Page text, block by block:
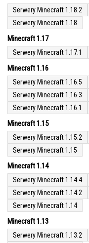
Serwery Minecraft 1.18.2
Serwery Minecraft 1.18
Minecraft 1.17
Serwery Minecraft 1.17.1
Minecraft 1.16
Serwery Minecraft 1.16.5
Serwery Minecraft 1.16.3
Serwery Minecraft 1.16.1
Minecraft 1.15
Serwery Minecraft 1.15.2
Serwery Minecraft 1.15
Minecraft 1.14
Serwery Minecraft 1.14.4
Serwery Minecraft 1.14.2
Serwery Minecraft 1.14
Minecraft 1.13
Serwery Minecraft 1.13.2